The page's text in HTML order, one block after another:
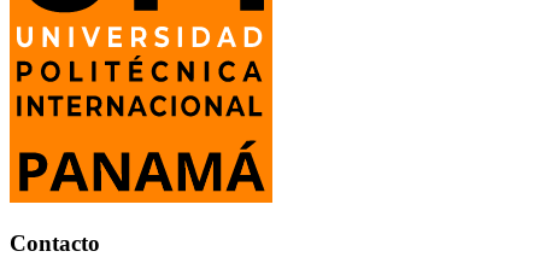
Contacto